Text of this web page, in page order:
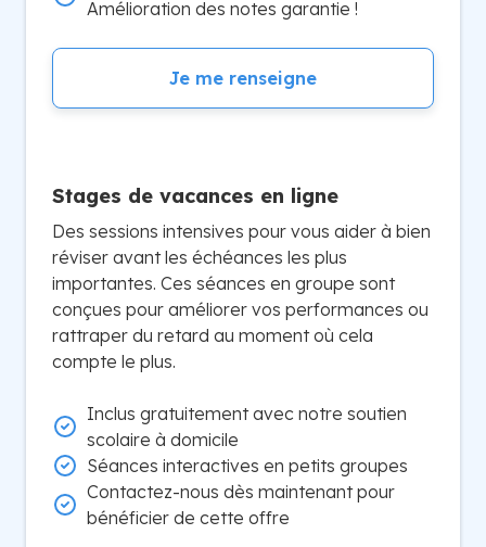
Amélioration des notes garantie !
Je me renseigne
Stages de vacances en ligne
Des sessions intensives pour vous aider à bien
réviser avant les échéances les plus
importantes. Ces séances en groupe sont
conçues pour améliorer vos performances ou
rattraper du retard au moment où cela
compte le plus.
Inclus gratuitement avec notre soutien
scolaire à domicile
Séances interactives en petits groupes
Contactez-nous dès maintenant pour
bénéficier de cette offre